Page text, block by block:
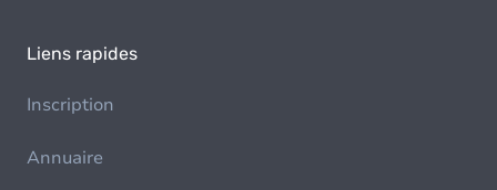
Liens rapides
Inscription
Annuaire